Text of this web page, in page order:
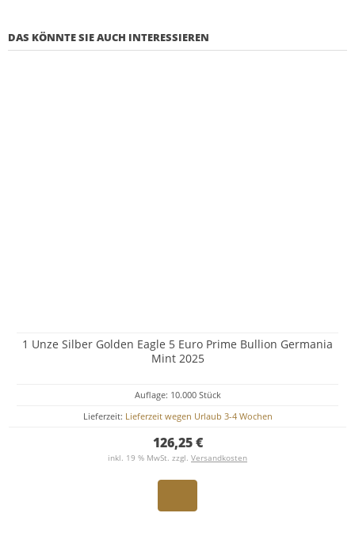
DAS KÖNNTE SIE AUCH INTERESSIEREN
1 Unze Silber Golden Eagle 5 Euro Prime Bullion Germania
Mint 2025
Auflage: 10.000 Stück
Lieferzeit: Lieferzeit wegen Urlaub 3-4 Wochen
126,25 €
inkl. 19 % MwSt. zzgl. Versandkosten